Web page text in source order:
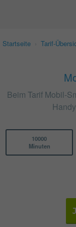
Startseite Tarif-
Beim Tarif Mobil-
10000
Minuten